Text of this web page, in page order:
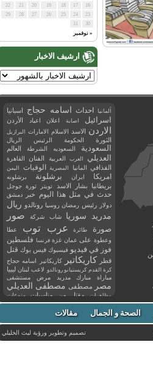
« نوفمبر
ارشيف الاخبار
ألمانيا احداث اسامه حجاج اسبانيا
اسرائيل اصابة اعلان اعياد الأردن
الاردن الاسد الاسلام الامارات البرازيل
الثورة الحكومة الرئيس الريال
السعودية السعوديه الشرطة العالم
العديلي العرب العربية الفنان القاهرة
القذافي المانيا المصرية الوفيات اليمن
امريكا ايران برشلونة برشلونه
بريطانيا بشار الاسد تويتر ثورة جوجل
حدث في مثل هذا اليوم خبر دمشق
دولار رئيس رمضان روسيا رونالدو ريال
مدريد
سوريا شاب شركة صور
صورة طائرة عرب توب
عطا
وعطوة على عمان غزة فرنسا فلسطين
فوز في فيديو فيسبوك فيس بوك قتل
قطر كاريكاتير كاريكاتير اسامه حجاج
كرة القدم كريستيانو رونالدو لاعب لبنان ليبيا
مباراة مبارك مدريد مرض مستشفى
مصر مصطفى مصطفى العديلي
مظاهرات مقتل من مناسبات
منوعات
مواليد
موت ميسي ميلان نادي نشر
وفاة وفيات يوتيوب الصحة و الجمال مقالات
تصميم وتطوير ورؤيةليث الخليلي